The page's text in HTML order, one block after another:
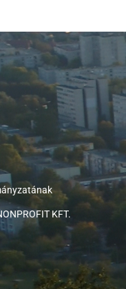
KFT.